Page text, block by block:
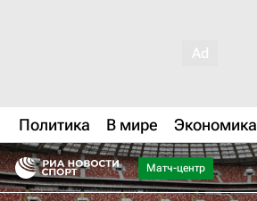
Политика В мире Экономика
Матч-центр